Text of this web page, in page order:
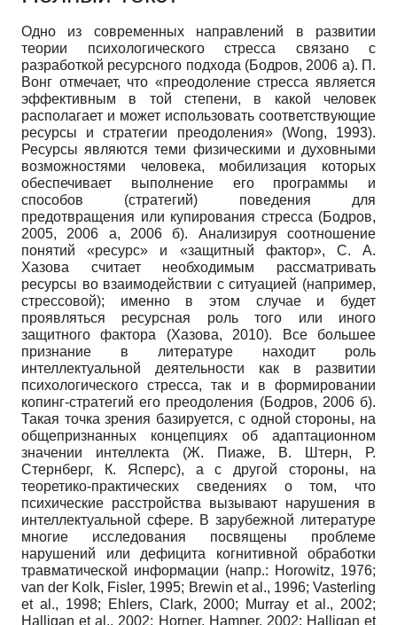
Одно из современных направлений в развитии
теории психологического стресса связано с
разработкой ресурсного подхода (Бодров, 2006 a). П.
Вонг отмечает, что «преодоление стресса является
эффективным в той степени, в какой человек
располагает и может использовать соответствующие
ресурсы и стратегии преодоления» (Wong, 1993).
Ресурсы являются теми физическими и духовными
возможностями человека, мобилизация которых
обеспечивает выполнение его программы и
способов (стратегий) поведения для
предотвращения или купирования стресса (Бодров,
2005, 2006 a, 2006 б). Анализируя соотношение
понятий «ресурс» и «защитный фактор», С. А.
Хазова считает необходимым рассматривать
ресурсы во взаимодействии с ситуацией (например,
стрессовой); именно в этом случае и будет
проявляться ресурсная роль того или иного
защитного фактора (Хазова, 2010). Все большее
признание в литературе находит роль
интеллектуальной деятельности как в развитии
психологического стресса, так и в формировании
копинг-стратегий его преодоления (Бодров, 2006 б).
Такая точка зрения базируется, с одной стороны, на
общепризнанных концепциях об адаптационном
значении интеллекта (Ж. Пиаже, В. Штерн, Р.
Стернберг, К. Ясперс), а с другой стороны, на
теоретико-практических сведениях о том, что
психические расстройства вызывают нарушения в
интеллектуальной сфере. В зарубежной литературе
многие исследования посвящены проблеме
нарушений или дефицита когнитивной обработки
травматической информации (напр.: Horowitz, 1976;
van der Kolk, Fisler, 1995; Brewin et al., 1996; Vasterling
et al., 1998; Ehlers, Clark, 2000; Murray et al., 2002;
Halligan et al., 2002; Horner, Hamner, 2002; Halligan et